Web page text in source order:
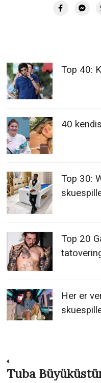
Top 40:
40
Top 30:
Top 20
Her er
Previous
Tuba